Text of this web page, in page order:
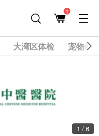
1
大湾区体检 宠物健
1 / 6